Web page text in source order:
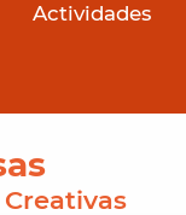
Actividades